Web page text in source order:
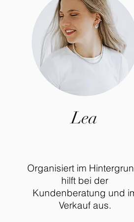
Lea
Organisiert im
hilft bei der
Kundenberatung und
Verkauf aus.